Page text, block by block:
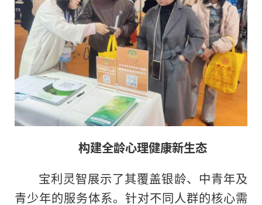
构建全龄心理健康新生态
宝利灵智展示了其覆盖银龄、中青年及
青少年的服务体系。针对不同人群的核心需